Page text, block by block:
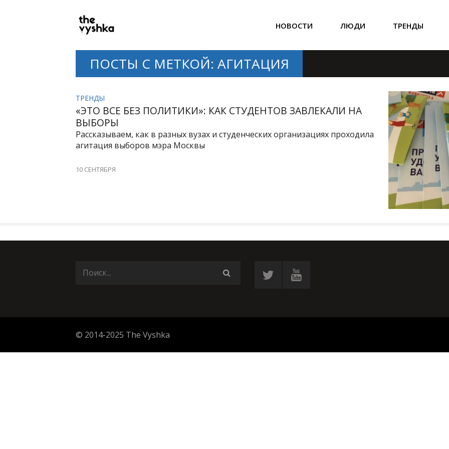
PRIMARY
NAVIGATION НОВОСТИ ЛЮДИ ТРЕНДЫ
ПОСТЫ С МЕТКОЙ: АГИТАЦИЯ
ТРЕНДЫ
«ЭТО ВСЕ БЕЗ ПОЛИТИКИ»: КАК СТУДЕНТОВ ЗАВЛЕКАЛИ НА
ВЫБОРЫ
Рассказываем, как в разных вузах и студенческих организациях проходила
агитация выборов мэра Москвы
10 СЕНТЯБРЯ
© 2014-2025 The Vyshka